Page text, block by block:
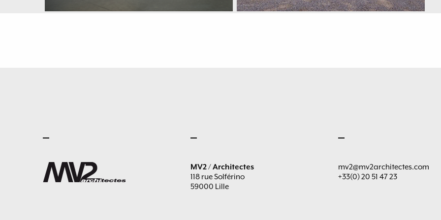
MV2 / Architectes
118 rue Solférino
59000 Lille
mv2@mv2architectes.com
+33(0) 20 51 47 23